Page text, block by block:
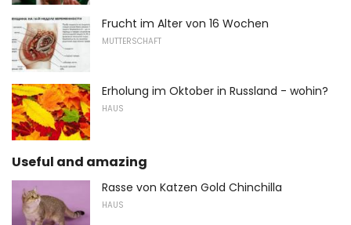
Frucht im Alter von 16 Wochen
MUTTERSCHAFT
Erholung im Oktober in Russland - wohin?
HAUS
Useful and amazing
Rasse von Katzen Gold Chinchilla
HAUS